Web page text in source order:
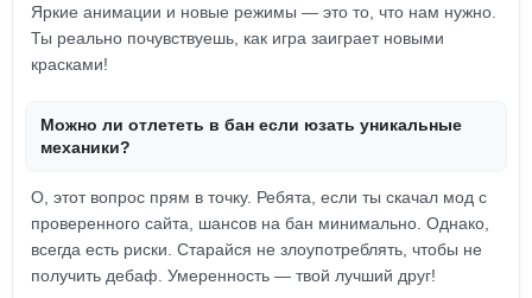
Яркие анимации и новые режимы — это то, что нам нужно.
Ты реально почувствуешь, как игра заиграет новыми
красками!
Можно ли отлететь в бан если юзать уникальные
механики?
О, этот вопрос прям в точку. Ребята, если ты скачал мод с
проверенного сайта, шансов на бан минимально. Однако,
всегда есть риски. Старайся не злоупотреблять, чтобы не
получить дебаф. Умеренность — твой лучший друг!